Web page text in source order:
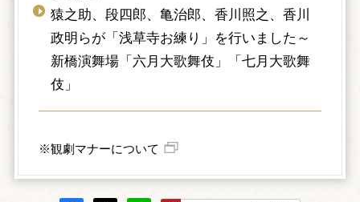
猿之助、段四郎、亀治郎、香川照之、香川
政明らが「浅草寺お練り」を行いました～
新橋演舞場「六月大歌舞伎」「七月大歌舞
伎」
※観劇マナーについて